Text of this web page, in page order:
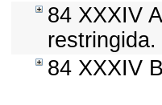
84 XXXIV
restringida.
84 XXXIV